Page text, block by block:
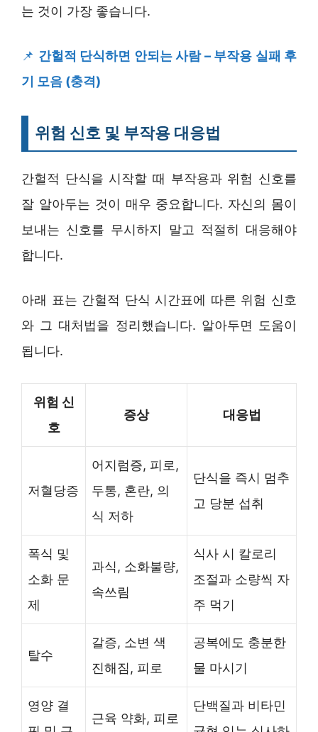
는 것이 가장 좋습니다.
📌 간헐적 단식하면 안되는 사람 – 부작용 실패 후
기 모음 (충격)
위험 신호 및 부작용 대응법
간헐적 단식을 시작할 때 부작용과 위험 신호를
잘 알아두는 것이 매우 중요합니다. 자신의 몸이
보내는 신호를 무시하지 말고 적절히 대응해야
합니다.
아래 표는 간헐적 단식 시간표에 따른 위험 신호
와 그 대처법을 정리했습니다. 알아두면 도움이
됩니다.
위험 신
호
증상 대응법
저혈당증
어지럼증, 피로,
두통, 혼란, 의
식 저하
단식을 즉시 멈추
고 당분 섭취
폭식 및
소화 문
제
과식, 소화불량,
속쓰림
식사 시 칼로리
조절과 소량씩 자
주 먹기
탈수
갈증, 소변 색
진해짐, 피로
공복에도 충분한
물 마시기
영양 결
근육 약화, 피로
단백질과 비타민